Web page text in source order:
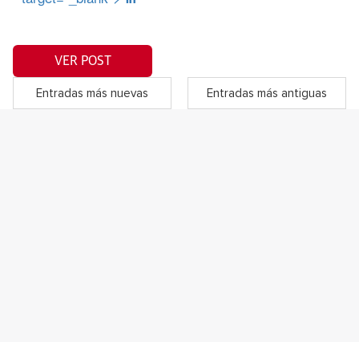
VER POST
Entradas más nuevas Entradas más antiguas